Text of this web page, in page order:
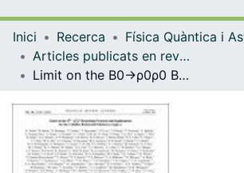
Navega per
Com publicar
Contacte
Inici Recerca
Articles publicats en revistes (Física Quàntica i Astrofísica)
Limit on the B0→ρ0ρ0 Branching Fraction and Implications for the Cabibbo-Kobayashi-Maskawa Angle α